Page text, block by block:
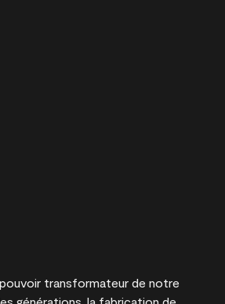
transformateur de notre
générations, la fabrication de